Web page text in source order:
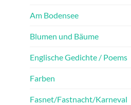
Am Bodensee
Blumen und Bäume
Englische Gedichte / Poems
Farben
Fasnet/Fastnacht/Karneval